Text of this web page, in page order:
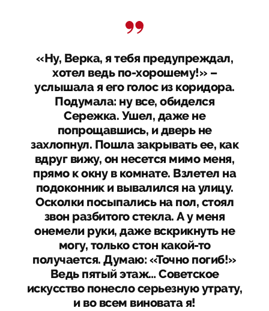
«Ну, Верка, я тебя предупреждал,
хотел ведь по-хорошему!» –
услышала я его голос из коридора.
Подумала: ну все, обиделся
Сережка. Ушел, даже не
попрощавшись, и дверь не
захлопнул. Пошла закрывать ее, как
вдруг вижу, он несется мимо меня,
прямо к окну в комнате. Взлетел на
подоконник и вывалился на улицу.
Осколки посыпались на пол, стоял
звон разбитого стекла. А у меня
онемели руки, даже вскрикнуть не
могу, только стон какой-то
получается. Думаю: «Точно погиб!»
Ведь пятый этаж… Советское
искусство понесло серьезную утрату,
и во всем виновата я!